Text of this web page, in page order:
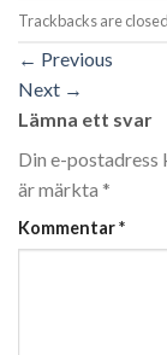
Trackbacks are
← Previous
Next →
Lämna ett svar
Din e-postadress
är märkta *
Kommentar*